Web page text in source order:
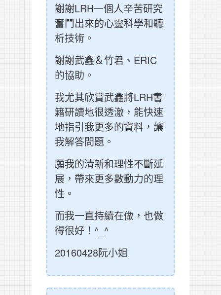
謝謝LRH一個人辛苦研究
奮鬥出來的心靈科學和聽
析技術。
謝謝武鑫＆竹君、ERIC
的協助。
我尤其欣賞武鑫將LRH書
籍研讀地很透澈，能快速
地指引我更多的資料，讓
我解答問題。
願我的清新和理性不斷延
展，帶來更多數動力的理
性。
而我一直持續在做，也做
得很好！^_^
20160428阮小姐